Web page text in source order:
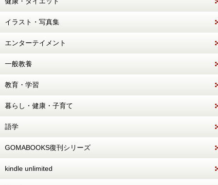
イラスト・写真集
エンターテイメント
一般教養
教育・学習
暮らし・健康・子育て
語学
GOMABOOKS復刊シリーズ
kindle unlimited